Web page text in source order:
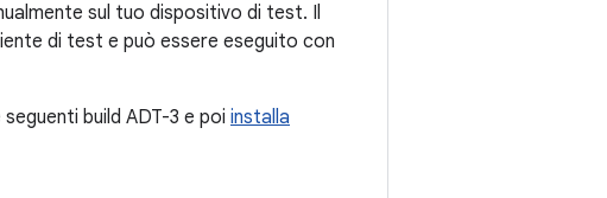
sul tuo dispositivo di test. Il
di test e può essere eseguito con
build ADT-3 e poi installa